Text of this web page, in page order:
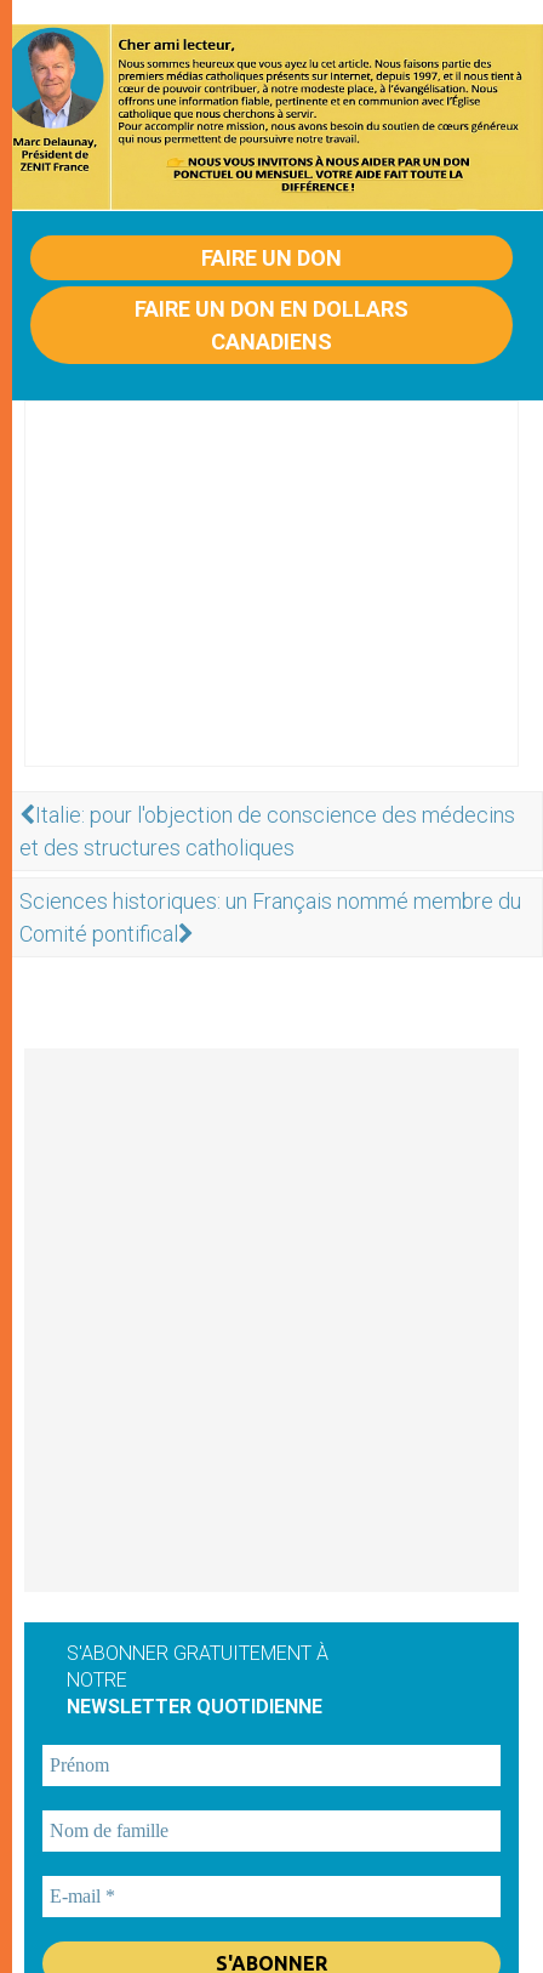
FAIRE UN DON
FAIRE UN DON EN DOLLARS
CANADIENS
Italie: pour l'objection de conscience des médecins
et des structures catholiques
Sciences historiques: un Français nommé membre du
Comité pontifical
S'ABONNER GRATUITEMENT À
NOTRE
NEWSLETTER QUOTIDIENNE